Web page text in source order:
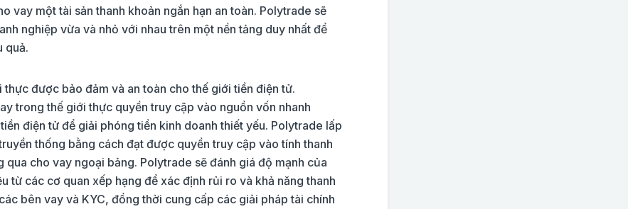
vay một tài sản thanh khoản ngắn hạn an toàn. Polytrade sẽ
nghiệp vừa và nhỏ với nhau trên một nền tảng duy nhất để
quả.
được bảo đảm và an toàn cho thế giới tiền điện tử.
trong thế giới thực quyền truy cập vào nguồn vốn nhanh
điện tử để giải phóng tiền kinh doanh thiết yếu. Polytrade lấp
thống bằng cách đạt được quyền truy cập vào tính thanh
cho vay ngoại bảng. Polytrade sẽ đánh giá độ mạnh của
từ các cơ quan xếp hạng để xác định rủi ro và khả năng thanh
bên vay và KYC, đồng thời cung cấp các giải pháp tài chính